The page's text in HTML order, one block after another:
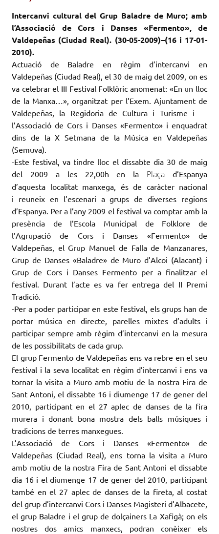
Intercanvi cultural del Grup Baladre de Muro; amb
l’Associació de Cors i Danses «Fermento», de
Valdepeñas (Ciudad Real). (30-05-2009)–(16 i 17-01-
2010).
Actuació de Baladre en règim d’intercanvi en
Valdepeñas (Ciudad Real), el 30 de maig del 2009, on es
va celebrar el III Festival Folklòric anomenat: «En un lloc
de la Manxa…», organitzat per l’Exem. Ajuntament de
Valdepeñas, la Regidoria de Cultura i Turisme i
l’Associació de Cors i Danses «Fermento» i enquadrat
dins de la X Setmana de la Música en Valdepeñas
(Semuva).
-Este festival, va tindre lloc el dissabte dia 30 de maig
del 2009 a les 22,00h en la Plaça d’Espanya
d’aquesta localitat manxega, és de caràcter nacional
i reuneix en l’escenari a grups de diverses regions
d’Espanya. Per a l’any 2009 el festival va comptar amb la
presència de l’Escola Municipal de Folklore de
l’Agrupació de Cors i Danses «Fermento» de
Valdepeñas, el Grup Manuel de Falla de Manzanares,
Grup de Danses «Baladre» de Muro d’Alcoi (Alacant) i
Grup de Cors i Danses Fermento per a finalitzar el
festival. Durant l’acte es va fer entrega del II Premi
Tradició.
-Per a poder participar en este festival, els grups han de
portar música en directe, parelles mixtes d’adults i
participar sempre amb règim d’intercanvi en la mesura
de les possibilitats de cada grup.
El grup Fermento de Valdepeñas ens va rebre en el seu
festival i la seva localitat en règim d’intercanvi i ens va
tornar la visita a Muro amb motiu de la nostra Fira de
Sant Antoni, el dissabte 16 i diumenge 17 de gener del
2010, participant en el 27 aplec de danses de la fira
murera i donant bona mostra dels balls músiques i
tradicions de terres manxegues.
L’Associació de Cors i Danses «Fermento» de
Valdepeñas (Ciudad Real), ens torna la visita a Muro
amb motiu de la nostra Fira de Sant Antoni el dissabte
dia 16 i el diumenge 17 de gener del 2010, participant
també en el 27 aplec de danses de la fireta, al costat
del grup d’intercanvi Cors i Danses Magisteri d’Albacete,
el grup Baladre i el grup dedolçainers La Xafigà; on els
nostres dos amics manxecs, podran conèixer els